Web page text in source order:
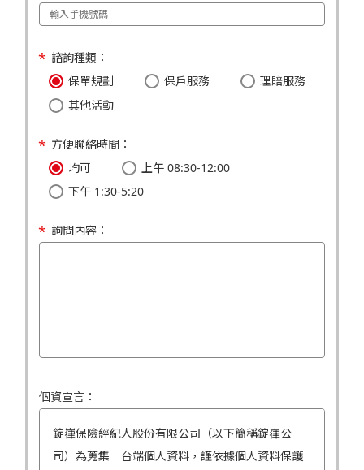
諮詢種類：
保單規劃
保戶服務
理賠服務
其他活動
方便聯絡時間：
均可
上午 08:30-12:00
下午 1:30-5:20
詢問內容：
個資宣言：
錠嵂保險經紀人股份有限公司（以下簡稱錠嵂公
司）為蒐集 台端個人資料，謹依據個人資料保護